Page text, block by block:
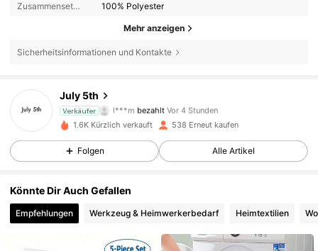
Zusammensetzung:
100% Polyester
Mehr anzeigen
Sicherheitsinformationen und Kontakte
July 5th
Verkäufer
l***m bezahlt Vor 4 Stunden
4,93 37 Follower
1.6K Kürzlich verkauft 538 Erneut kaufen
Folgen Alle Artikel
Könnte Dir Auch Gefallen
Empfehlungen Werkzeug & Heimwerkerbedarf Heimtextilien